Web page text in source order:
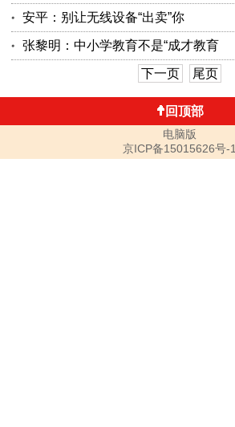
安平：别让无线设备“出卖”你
张黎明：中小学教育不是“成才教育
下一页 尾页
回顶部
电脑版
京ICP备15015626号-1